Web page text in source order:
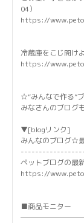
04）
https://
冷蔵庫をこじ開け
https://
☆“みんなで作る”
みなさんのブログ
▼[blogリンク]
みんなのブログ☆
ペットブログの最
https://
■商品モニター